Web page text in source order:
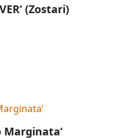
(Zostari)
Marginata‘